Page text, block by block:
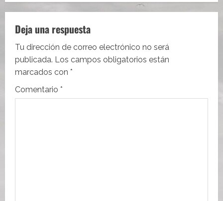
a
c
i
ó
Deja una respuesta
Tu dirección de correo electrónico no será
publicada. Los campos obligatorios están
marcados con *
Comentario *